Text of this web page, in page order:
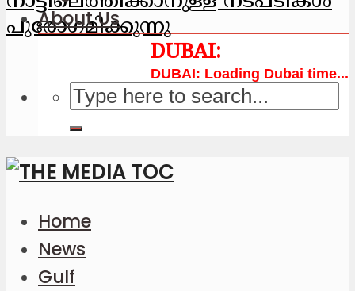
പുരോഗമിക്കുന്നു
Loading Dubai time...
About Us
Home
News
Gulf